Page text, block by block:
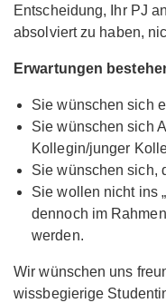
Entscheidung, Ihr PJ
absolviert zu haben,
Erwartungen
Sie wünschen sich
Sie wünschen sich
Kollegin/junger
Sie wünschen sich,
Sie wollen nicht ins
dennoch im
werden.
Wir wünschen uns
wissbegierige